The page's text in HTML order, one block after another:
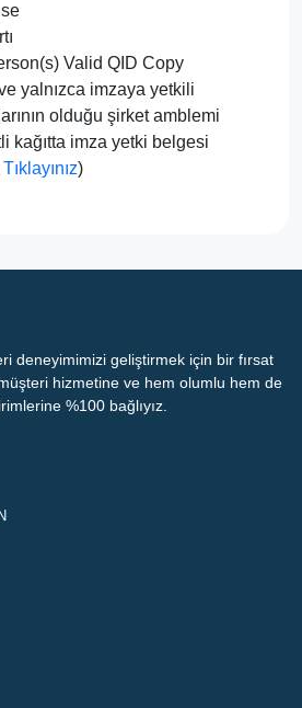
Valid QID Copy
yalnızca imzaya yetkili
olduğu şirket amblemi
kağıtta imza yetki belgesi
)
deneyimimizi geliştirmek için bir fırsat
hizmetine ve hem olumlu hem de
%100 bağlıyız.